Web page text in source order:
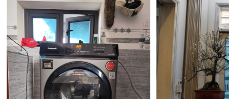
Hệ thống âm thanh Hi-Fi ONKYO 2.1 chuyên